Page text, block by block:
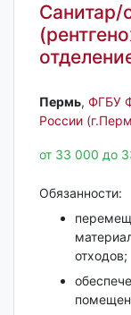
Санитар/
Пермь‎, ФГБУ
России
от 33 000 до
Обязанности:
отходов;